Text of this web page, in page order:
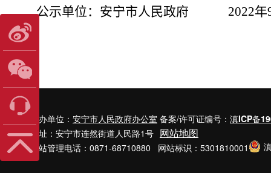
公示单位： 安宁市人民政府 2022年
主办单位： 安宁市人民政府办公室 备案/许可证编号： 滇ICP备
地址：安宁市连然街道人民路1号 网站地图
网站管理电话：0871-68710880 网站标识：5301810001